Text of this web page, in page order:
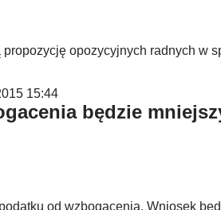
opozycyjnych radnych w
15:44
będzie
od wzbogacenia. Wniosek